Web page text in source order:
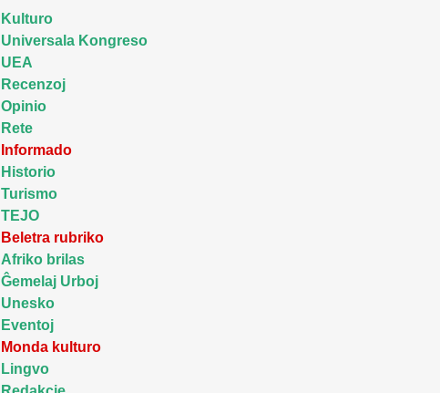
Kulturo
Universala Kongreso
UEA
Recenzoj
Opinio
Rete
Informado
Historio
Turismo
TEJO
Beletra rubriko
Afriko brilas
Ĝemelaj Urboj
Unesko
Eventoj
Monda kulturo
Lingvo